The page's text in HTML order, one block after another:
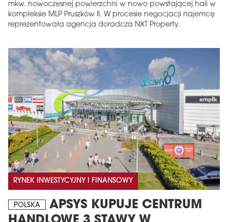
mkw. nowoczesnej powierzchni w nowo powstającej hali w
kompleksie MLP Pruszków II. W procesie negocjacji najemcę
reprezentowała agencja doradcza NXT Property.
RYNEK INWESTYCYJNY I FINANSOWY
POLSKA
APSYS KUPUJE CENTRUM